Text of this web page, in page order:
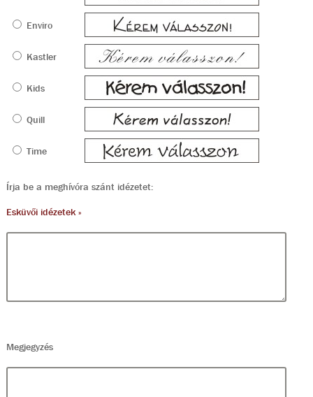
Enviro
Kastler
Kids
Quill
Time
Írja be a meghívóra szánt idézetet:
Esküvői idézetek »
Megjegyzés